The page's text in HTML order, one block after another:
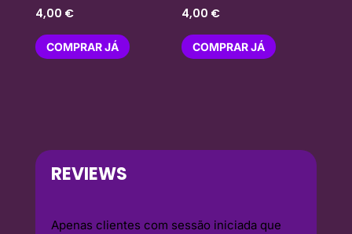
4,00 €
COMPRAR JÁ
4,00 €
COMPRAR JÁ
REVIEWS
Apenas clientes com sessão iniciada que